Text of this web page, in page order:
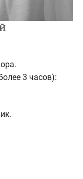
3 часов):